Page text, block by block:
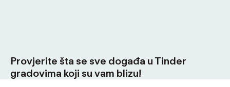
Provjerite šta se sve događa u Tinder
gradovima koji su vam blizu!